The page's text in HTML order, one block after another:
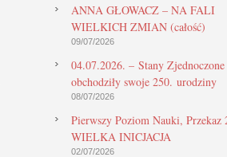
ANNA GŁOWACZ – NA FALI
WIELKICH ZMIAN (całość)
09/07/2026
04.07.2026. – Stany Zjednoczone
obchodziły swoje 250. urodziny
08/07/2026
Pierwszy Poziom Nauki, Przekaz
WIELKA INICJACJA
02/07/2026